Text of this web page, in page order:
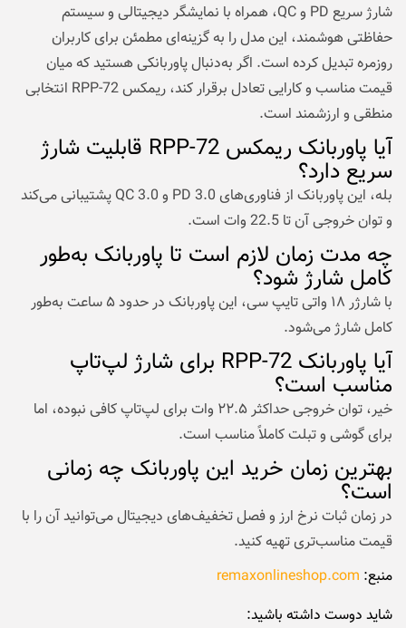
شارژ سریع PD و QC، همراه با نمایشگر دیجیتالی و سیستم
حفاظتی هوشمند، این مدل را به گزینه‌ای مطمئن برای کاربران
روزمره تبدیل کرده است. اگر به‌دنبال پاوربانکی هستید که میان
قیمت مناسب و کارایی تعادل برقرار کند، ریمکس RPP-72 انتخابی
منطقی و ارزشمند است.
آیا پاوربانک ریمکس RPP-72 قابلیت شارژ
سریع دارد؟
بله، این پاوربانک از فناوری‌های PD 3.0 و QC 3.0 پشتیبانی می‌کند
و توان خروجی آن تا 22.5 وات است.
چه مدت زمان لازم است تا پاوربانک به‌طور
کامل شارژ شود؟
با شارژر ۱۸ واتی تایپ‌ سی، این پاوربانک در حدود ۵ ساعت به‌طور
کامل شارژ می‌شود.
آیا پاوربانک RPP-72 برای شارژ لپ‌تاپ
مناسب است؟
خیر، توان خروجی حداکثر ۲۲.۵ وات برای لپ‌تاپ کافی نبوده، اما
برای گوشی و تبلت کاملاً مناسب است.
بهترین زمان خرید این پاوربانک چه زمانی
است؟
در زمان ثبات نرخ ارز و فصل تخفیف‌های دیجیتال می‌توانید آن را با
قیمت مناسب‌تری تهیه کنید.
منبع: remaxonlineshop.com
شاید دوست داشته باشید: